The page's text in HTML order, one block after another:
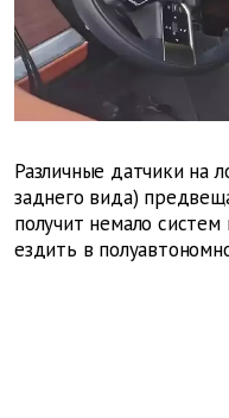
Различные датчики на
заднего вида)
получит немало
ездить в